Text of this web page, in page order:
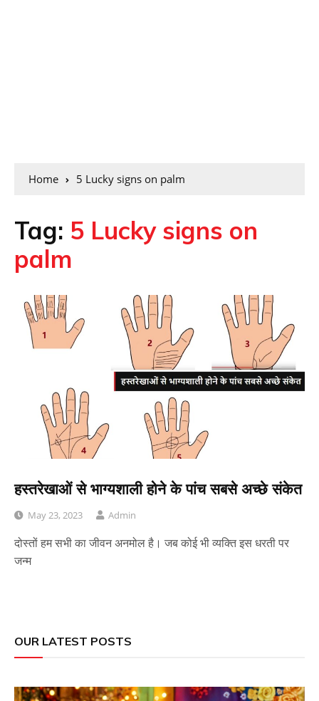
Home 5 Lucky signs on palm
Tag: 5 Lucky signs on
palm
हस्तरेखाओं से भाग्यशाली होने के पांच सबसे अच्छे संकेत
May 23, 2023 Admin
दोस्तों हम सभी का जीवन अनमोल है। जब कोई भी व्यक्ति इस धरती पर
जन्म
OUR LATEST POSTS